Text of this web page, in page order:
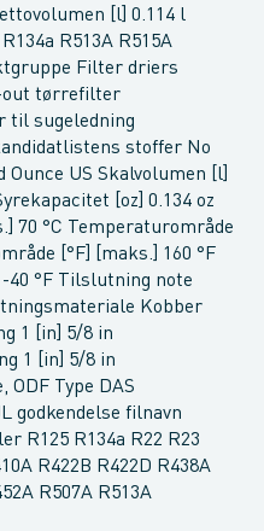
[l] 0.114 l
R513A R515A
Filter driers
out tørrefilter
til sugeledning
stoffer No
Ounce US Skalvolumen [l]
[oz] 0.134 oz
70 °C Temperaturområde
[°F] [maks.] 160 °F
40 °F Tilslutning note
Kobber
1 [in] 5/8 in
1 [in] 5/8 in
ODF Type DAS
godkendelse filnavn
R125 R134a R22 R23
R422B R422D R438A
R507A R513A